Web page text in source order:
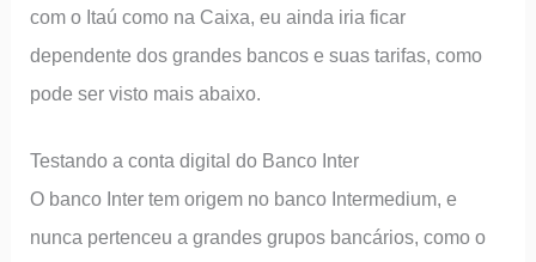
com o Itaú como na Caixa, eu ainda iria ficar
dependente dos grandes bancos e suas tarifas, como
pode ser visto mais abaixo.
Testando a conta digital do Banco Inter
O banco Inter tem origem no banco Intermedium, e
nunca pertenceu a grandes grupos bancários, como o